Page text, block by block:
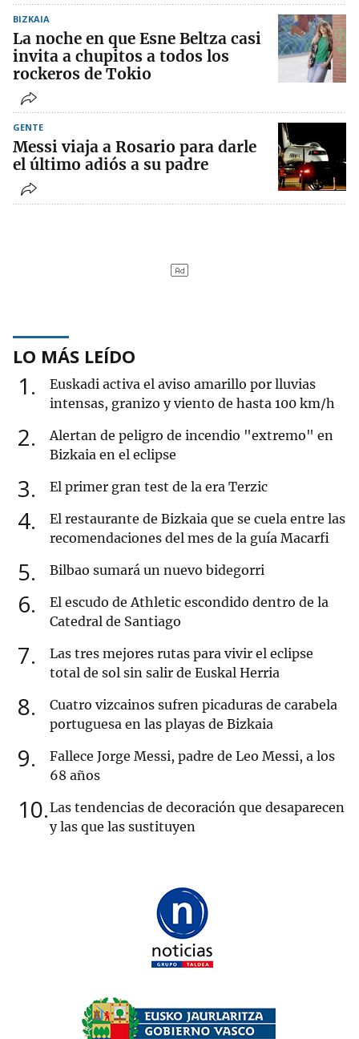
BIZKAIA
La noche en que Esne Beltza casi
invita a chupitos a todos los
rockeros de Tokio
GENTE
Messi viaja a Rosario para darle
el último adiós a su padre
LO MÁS LEÍDO
1
Euskadi activa el aviso amarillo por lluvias
intensas, granizo y viento de hasta 100 km/h
2
Alertan de peligro de incendio "extremo" en
Bizkaia en el eclipse
3 El primer gran test de la era Terzic
4
El restaurante de Bizkaia que se cuela entre las
recomendaciones del mes de la guía Macarfi
5 Bilbao sumará un nuevo bidegorri
6
El escudo de Athletic escondido dentro de la
Catedral de Santiago
7
Las tres mejores rutas para vivir el eclipse
total de sol sin salir de Euskal Herria
8
Cuatro vizcainos sufren picaduras de carabela
portuguesa en las playas de Bizkaia
9
Fallece Jorge Messi, padre de Leo Messi, a los
68 años
10 Las tendencias de decoración que desaparecen
y las que las sustituyen